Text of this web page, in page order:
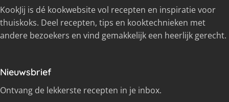
KookJij is dé kookwebsite vol recepten en inspiratie voor
thuiskoks. Deel recepten, tips en kooktechnieken met
andere bezoekers en vind gemakkelijk een heerlijk gerecht.
Nieuwsbrief
Ontvang de lekkerste recepten in je inbox.